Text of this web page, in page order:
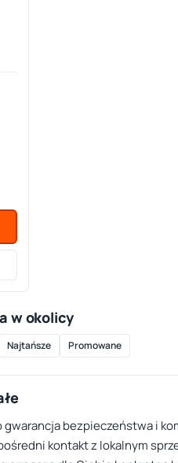
w okolicy
Najtańsze Promowane
bezpieczeństwa i
kontakt z lokalnym